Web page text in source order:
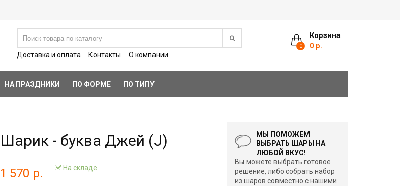
Корзина
0 0 р.
Доставка и оплата Контакты О компании
НА ПРАЗДНИКИ ПО ФОРМЕ ПО ТИПУ
Шарик - буква Джей (J)
1 570 р. На складе
МЫ ПОМОЖЕМ
ВЫБРАТЬ ШАРЫ НА
ЛЮБОЙ ВКУС!
Вы можете выбрать готовое
решение, либо собрать набор
из шаров совместно с нашими